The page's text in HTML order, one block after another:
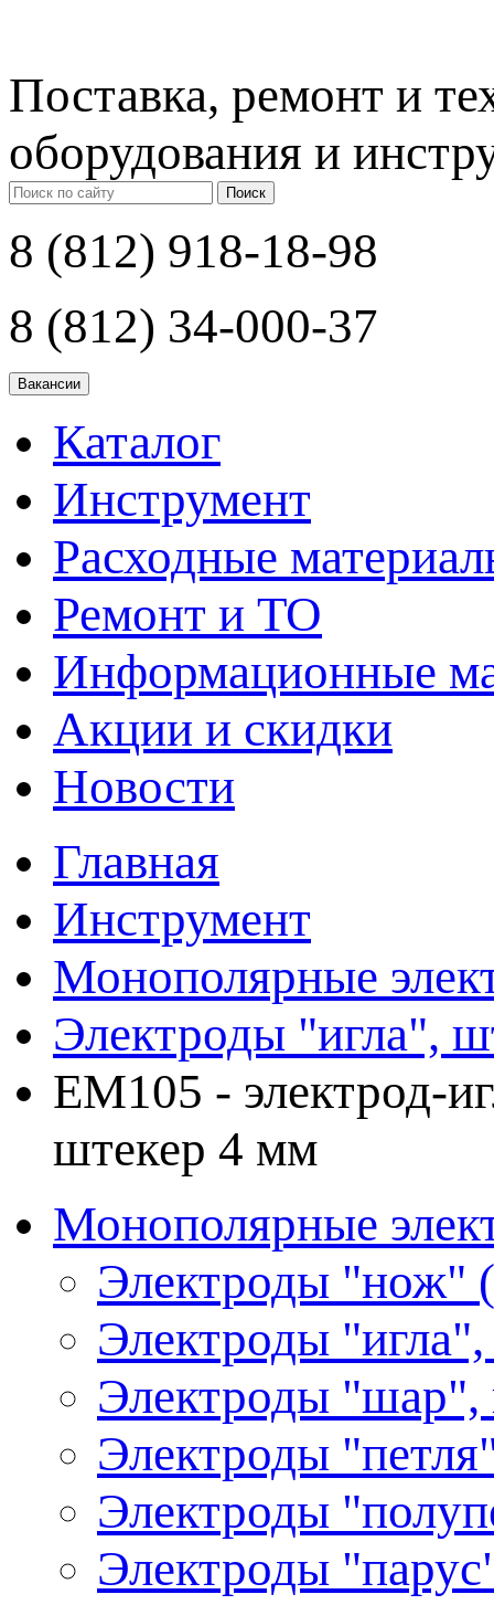
Поставка, ремонт и
оборудования и
Поиск
8 (812) 918-18-98
8 (812) 34-000-37
Каталог
Инструмент
Расходные
Ремонт и ТО
Информационные
Акции и скидки
Новости
Главная
Инструмент
Монополярные
Электроды "игла",
ЕМ105 - электрод-
штекер 4 мм
Монополярные
Электроды "нож"
Электроды
Электроды
Электроды
Электроды
Электроды